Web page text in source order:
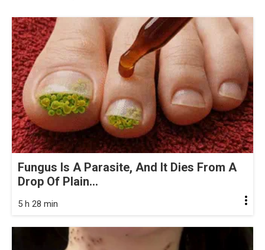
Fungus Is A Parasite, And It Dies From A
Drop Of Plain...
5 h 28 min